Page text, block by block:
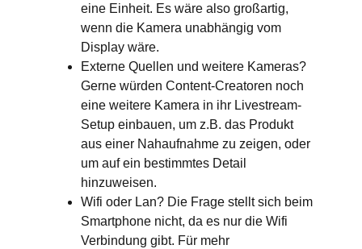
eine Einheit. Es wäre also großartig,
wenn die Kamera unabhängig vom
Display wäre.
Externe Quellen und weitere Kameras?
Gerne würden Content-Creatoren noch
eine weitere Kamera in ihr Livestream-
Setup einbauen, um z.B. das Produkt
aus einer Nahaufnahme zu zeigen, oder
um auf ein bestimmtes Detail
hinzuweisen.
Wifi oder Lan? Die Frage stellt sich beim
Smartphone nicht, da es nur die Wifi
Verbindung gibt. Für mehr